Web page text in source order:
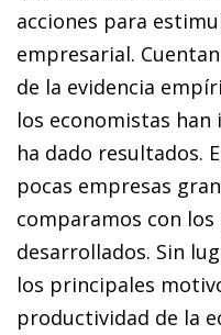
acciones para
empresarial.
de la evidencia
los economistas
ha dado resultados.
pocas empresas
comparamos con
desarrollados. Sin
los principales
productividad de la